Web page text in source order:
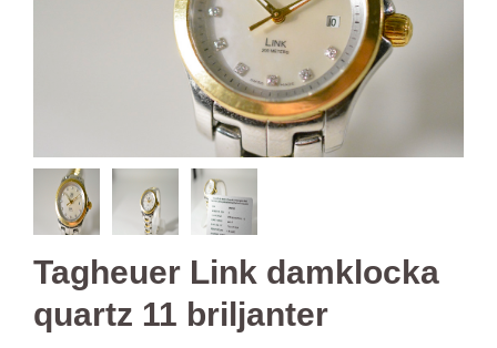
Tagheuer Link damklocka
quartz 11 briljanter